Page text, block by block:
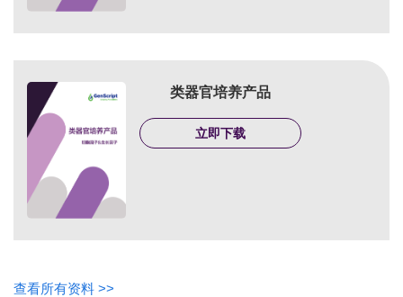
类器官培养产品
立即下载
查看所有资料 >>